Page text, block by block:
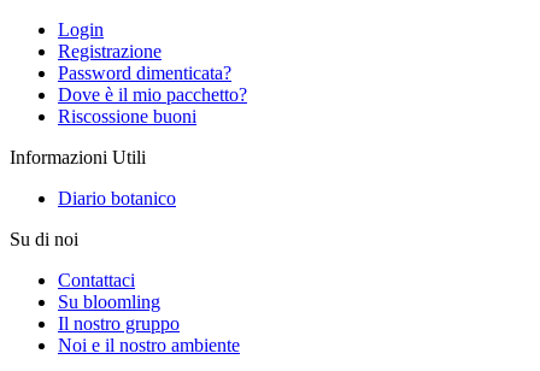
Login
Registrazione
Password dimenticata?
Dove è il mio pacchetto?
Riscossione buoni
Informazioni Utili
Diario botanico
Su di noi
Contattaci
Su bloomling
Il nostro gruppo
Noi e il nostro ambiente